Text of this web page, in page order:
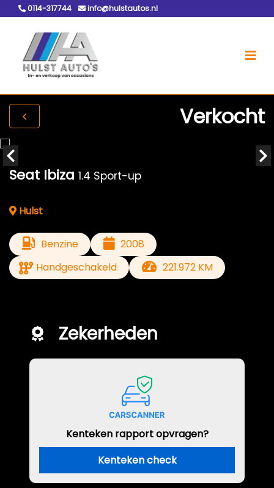
0114-317744 info@hulstautos.nl
Verkocht
Seat Ibiza 1.4 Sport-up
Hulst
Benzine
2008
Handgeschakeld
221.972 KM
Zekerheden
Kenteken rapport opvragen?
Kenteken check